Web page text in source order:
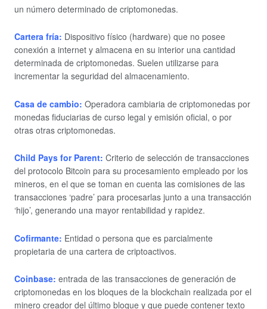
un número determinado de criptomonedas.
Cartera fría: Dispositivo físico (hardware) que no posee
conexión a internet y almacena en su interior una cantidad
determinada de criptomonedas. Suelen utilizarse para
incrementar la seguridad del almacenamiento.
Casa de cambio: Operadora cambiaria de criptomonedas por
monedas fiduciarias de curso legal y emisión oficial, o por
otras otras criptomonedas.
Child Pays for Parent: Criterio de selección de transacciones
del protocolo Bitcoin para su procesamiento empleado por los
mineros, en el que se toman en cuenta las comisiones de las
transacciones ‘padre’ para procesarlas junto a una transacción
‘hijo’, generando una mayor rentabilidad y rapidez.
Cofirmante: Entidad o persona que es parcialmente
propietaria de una cartera de criptoactivos.
Coinbase: entrada de las transacciones de generación de
criptomonedas en los bloques de la blockchain realizada por el
minero creador del último bloque y que puede contener texto